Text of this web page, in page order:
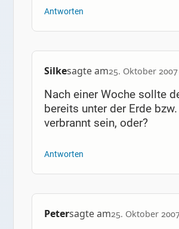
Antworten
Silkesagte am25. Oktober
Nach einer Woche sollte
bereits unter der Erde bzw.
verbrannt sein, oder?
Antworten
Petersagte am25. Oktober